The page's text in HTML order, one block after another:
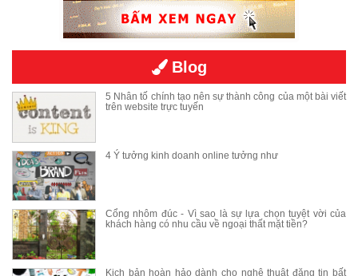
Blog
5 Nhân tố chính tạo nên sự thành công của một bài viết
trên website trực tuyến
4 Ý tưởng kinh doanh online tưởng như
Cổng nhôm đúc - Vì sao là sự lựa chọn tuyệt vời của
khách hàng có nhu cầu về ngoại thất mặt tiền?
Kịch bản hoàn hảo dành cho nghệ thuật đăng tin bất